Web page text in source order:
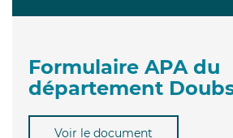
Formulaire APA du
département
Voir le document